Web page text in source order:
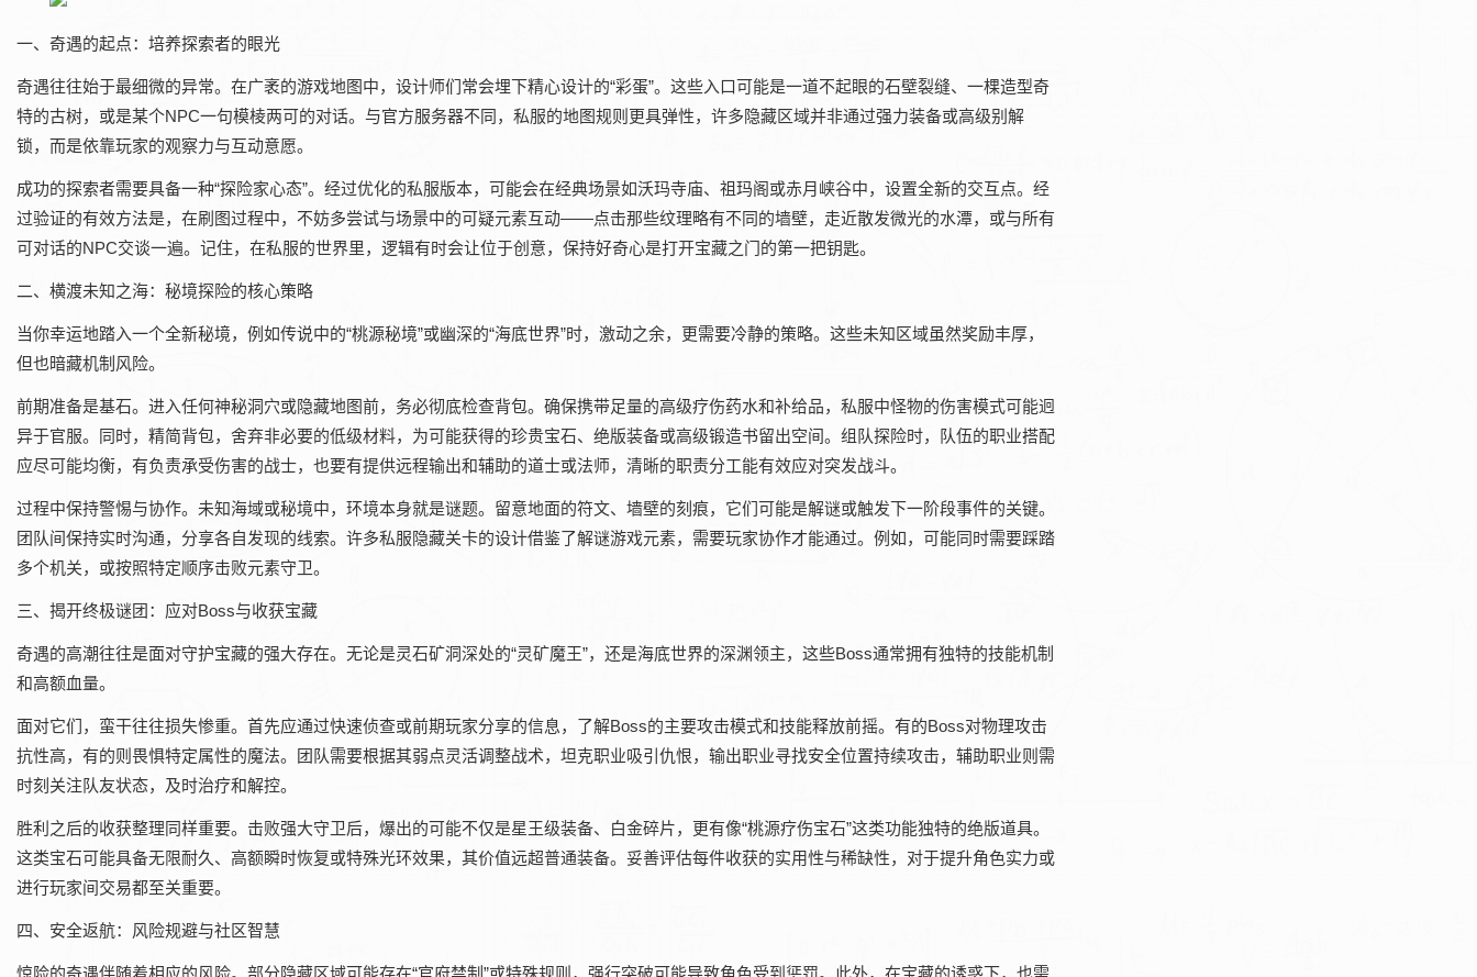
一、奇遇的起点：培养探索者的眼光
奇遇往往始于最细微的异常。在广袤的游戏地图中，设计师们常会埋下精心设计的“彩蛋”。这些入口可能是一道不起眼的石壁裂缝、一棵造型奇
特的古树，或是某个NPC一句模棱两可的对话。与官方服务器不同，私服的地图规则更具弹性，许多隐藏区域并非通过强力装备或高级别解
锁，而是依靠玩家的观察力与互动意愿。
成功的探索者需要具备一种“探险家心态”。经过优化的私服版本，可能会在经典场景如沃玛寺庙、祖玛阁或赤月峡谷中，设置全新的交互点。经
过验证的有效方法是，在刷图过程中，不妨多尝试与场景中的可疑元素互动——点击那些纹理略有不同的墙壁，走近散发微光的水潭，或与所有
可对话的NPC交谈一遍。记住，在私服的世界里，逻辑有时会让位于创意，保持好奇心是打开宝藏之门的第一把钥匙。
二、横渡未知之海：秘境探险的核心策略
当你幸运地踏入一个全新秘境，例如传说中的“桃源秘境”或幽深的“海底世界”时，激动之余，更需要冷静的策略。这些未知区域虽然奖励丰厚，
但也暗藏机制风险。
前期准备是基石。进入任何神秘洞穴或隐藏地图前，务必彻底检查背包。确保携带足量的高级疗伤药水和补给品，私服中怪物的伤害模式可能迥
异于官服。同时，精简背包，舍弃非必要的低级材料，为可能获得的珍贵宝石、绝版装备或高级锻造书留出空间。组队探险时，队伍的职业搭配
应尽可能均衡，有负责承受伤害的战士，也要有提供远程输出和辅助的道士或法师，清晰的职责分工能有效应对突发战斗。
过程中保持警惕与协作。未知海域或秘境中，环境本身就是谜题。留意地面的符文、墙壁的刻痕，它们可能是解谜或触发下一阶段事件的关键。
团队间保持实时沟通，分享各自发现的线索。许多私服隐藏关卡的设计借鉴了解谜游戏元素，需要玩家协作才能通过。例如，可能同时需要踩踏
多个机关，或按照特定顺序击败元素守卫。
三、揭开终极谜团：应对Boss与收获宝藏
奇遇的高潮往往是面对守护宝藏的强大存在。无论是灵石矿洞深处的“灵矿魔王”，还是海底世界的深渊领主，这些Boss通常拥有独特的技能机制
和高额血量。
面对它们，蛮干往往损失惨重。首先应通过快速侦查或前期玩家分享的信息，了解Boss的主要攻击模式和技能释放前摇。有的Boss对物理攻击
抗性高，有的则畏惧特定属性的魔法。团队需要根据其弱点灵活调整战术，坦克职业吸引仇恨，输出职业寻找安全位置持续攻击，辅助职业则需
时刻关注队友状态，及时治疗和解控。
胜利之后的收获整理同样重要。击败强大守卫后，爆出的可能不仅是星王级装备、白金碎片，更有像“桃源疗伤宝石”这类功能独特的绝版道具。
这类宝石可能具备无限耐久、高额瞬时恢复或特殊光环效果，其价值远超普通装备。妥善评估每件收获的实用性与稀缺性，对于提升角色实力或
进行玩家间交易都至关重要。
四、安全返航：风险规避与社区智慧
惊险的奇遇伴随着相应的风险。部分隐藏区域可能存在“官府禁制”或特殊规则，强行突破可能导致角色受到惩罚。此外，在宝藏的诱惑下，也需